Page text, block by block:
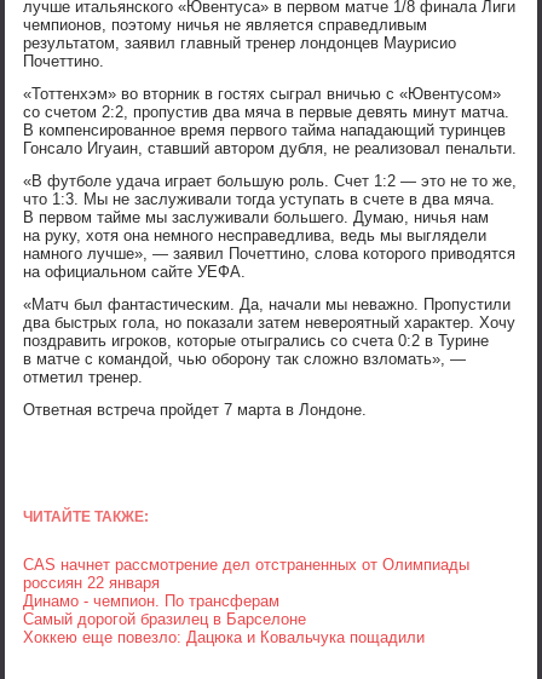
лучше итальянского «Ювентуса» в первом матче 1/8 финала Лиги
чемпионов, поэтому ничья не является справедливым
результатом, заявил главный тренер лондонцев Маурисио
Почеттино.
«Тоттенхэм» во вторник в гостях сыграл вничью с «Ювентусом»
со счетом 2:2, пропустив два мяча в первые девять минут матча.
В компенсированное время первого тайма нападающий туринцев
Гонсало Игуаин, ставший автором дубля, не реализовал пенальти.
«В футболе удача играет большую роль. Счет 1:2 — это не то же,
что 1:3. Мы не заслуживали тогда уступать в счете в два мяча.
В первом тайме мы заслуживали большего. Думаю, ничья нам
на руку, хотя она немного несправедлива, ведь мы выглядели
намного лучше», — заявил Почеттино, слова которого приводятся
на официальном сайте УЕФА.
«Матч был фантастическим. Да, начали мы неважно. Пропустили
два быстрых гола, но показали затем невероятный характер. Хочу
поздравить игроков, которые отыгрались со счета 0:2 в Турине
в матче с командой, чью оборону так сложно взломать», —
отметил тренер.
Ответная встреча пройдет 7 марта в Лондоне.
ЧИТАЙТЕ ТАКЖЕ:
CAS начнет рассмотрение дел отстраненных от Олимпиады
россиян 22 января
Динамо - чемпион. По трансферам
Самый дорогой бразилец в Барселоне
Хоккею еще повезло: Дацюка и Ковальчука пощадили